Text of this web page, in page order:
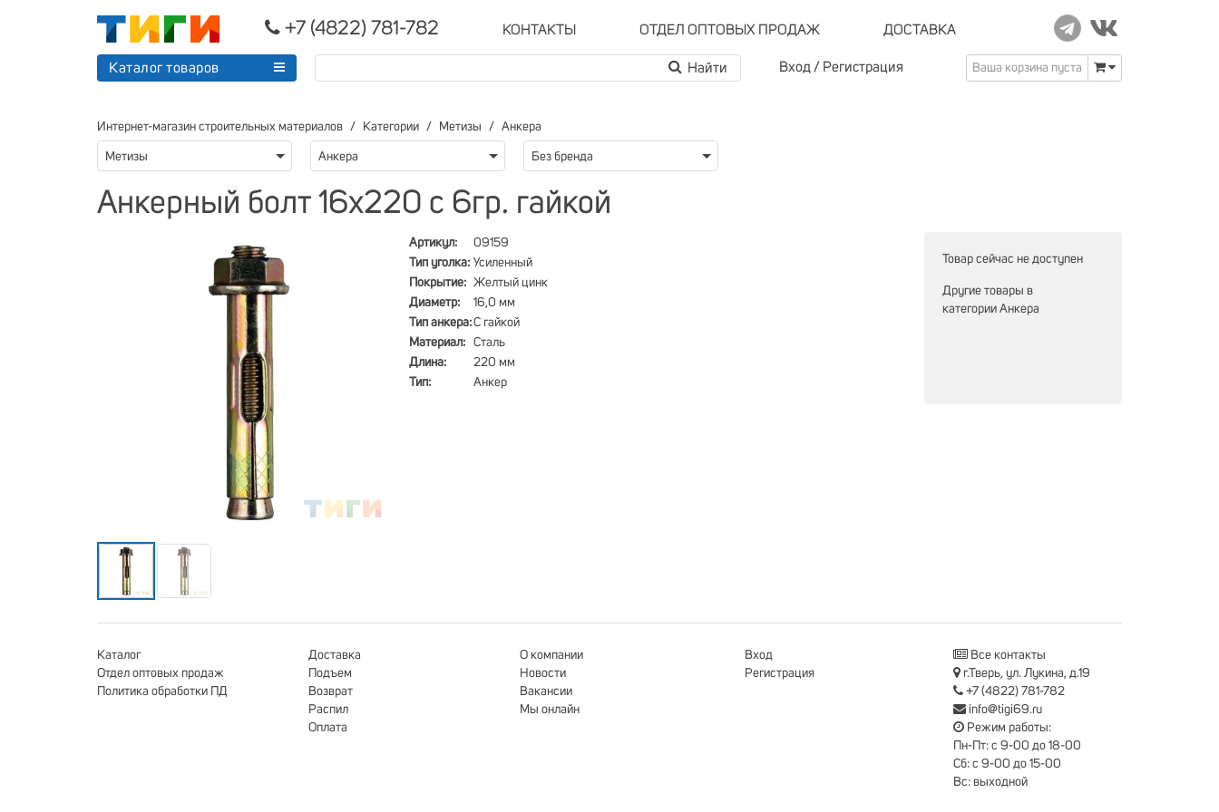
+7 (4822) 781-782 КОНТАКТЫ ОТДЕЛ ОПТОВЫХ ПРОДАЖ ДОСТАВКА
Каталог товаров Вход / Регистрация Ваша корзина пуста
Интернет-магазин строительных материалов Категории Метизы Анкера
Метизы Анкера Без бренда
Анкерный болт 16х220 с 6гр. гайкой
Артикул:
09159
Тип уголка: Усиленный
Покрытие: Желтый цинк
Диаметр:
16,0 мм
Тип анкера:С гайкой
Материал:
Сталь
Длина:
220 мм
Тип:
Анкер
Товар сейчас не доступен
Другие товары в
категории Анкера
Каталог
Отдел оптовых продаж
Политика обработки ПД
Доставка
Подъем
Возврат
Распил
Оплата
О компании
Новости
Вакансии
Мы онлайн
Вход
Регистрация
Все контакты
г.Тверь, ул. Лукина, д.19
+7 (4822) 781-782
info@tigi69.ru
Режим работы:
Пн-Пт: с 9-00 до 18-00
Сб: с 9-00 до 15-00
Вс: выходной